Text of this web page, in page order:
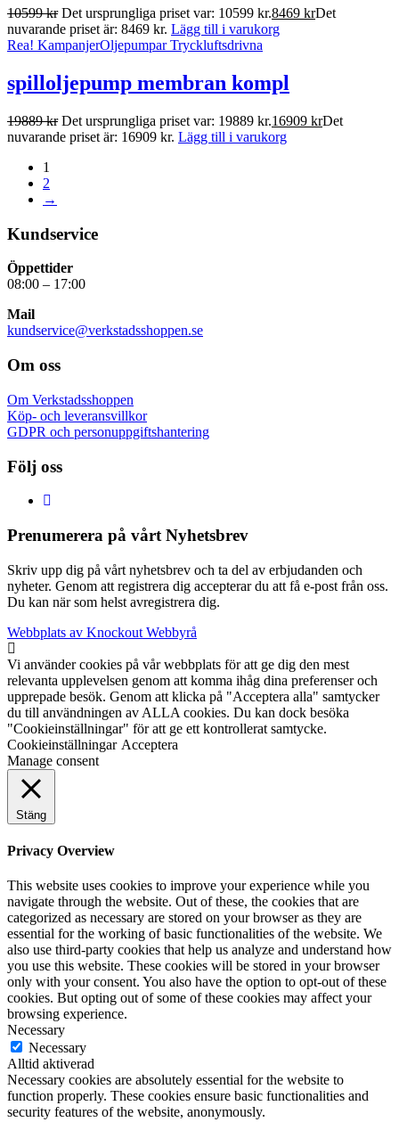
10599kr Det ursprungliga priset var: 10599 kr.8469 krDet
nuvarande priset är: 8469 kr. Lägg till i varukorg
Rea! KampanjerOljepumpar Tryckluftsdrivna
spilloljepump membran kompl
19889kr Det ursprungliga priset var: 19889 kr.16909 krDet
nuvarande priset är: 16909 kr. Lägg till i varukorg
1
2
→
Kundservice
Öppettider
08:00 – 17:00
Mail
kundservice@verkstadsshoppen.se
Om oss
Om Verkstadsshoppen
Köp- och leveransvillkor
GDPR och personuppgiftshantering
Följ oss
Prenumerera på vårt Nyhetsbrev
Skriv upp dig på vårt nyhetsbrev och ta del av erbjudanden och
nyheter. Genom att registrera dig accepterar du att få e-post från oss.
Du kan när som helst avregistrera dig.
Webbplats av Knockout Webbyrå
Vi använder cookies på vår webbplats för att ge dig den mest
relevanta upplevelsen genom att komma ihåg dina preferenser och
upprepade besök. Genom att klicka på "Acceptera alla" samtycker
du till användningen av ALLA cookies. Du kan dock besöka
"Cookieinställningar" för att ge ett kontrollerat samtycke.
Cookieinställningar Acceptera
Manage consent
Stäng
Privacy Overview
This website uses cookies to improve your experience while you
navigate through the website. Out of these, the cookies that are
categorized as necessary are stored on your browser as they are
essential for the working of basic functionalities of the website. We
also use third-party cookies that help us analyze and understand how
you use this website. These cookies will be stored in your browser
only with your consent. You also have the option to opt-out of these
cookies. But opting out of some of these cookies may affect your
browsing experience.
Necessary
Necessary
Alltid aktiverad
Necessary cookies are absolutely essential for the website to
function properly. These cookies ensure basic functionalities and
security features of the website, anonymously.